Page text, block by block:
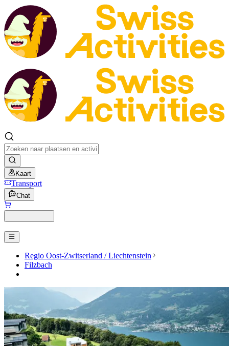
Kaart
Transport
Chat
Regio Oost-Zwitserland / Liechtenstein
Filzbach